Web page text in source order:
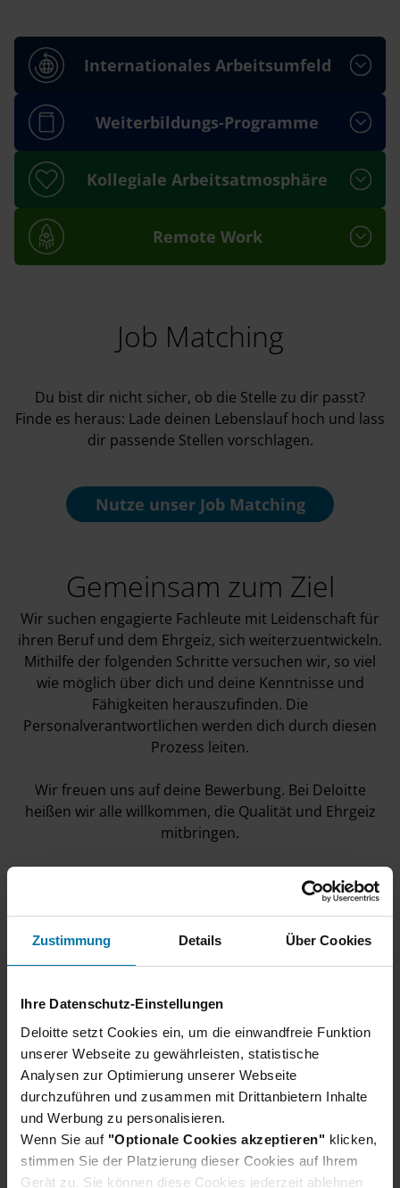
Zustimmung Details Über Cookies
Ihre Datenschutz-Einstellungen
Deloitte setzt Cookies ein, um die einwandfreie Funktion
unserer Webseite zu gewährleisten, statistische
Analysen zur Optimierung unserer Webseite
durchzuführen und zusammen mit Drittanbietern Inhalte
und Werbung zu personalisieren.
Wenn Sie auf "Optionale Cookies akzeptieren" klicken,
stimmen Sie der Platzierung dieser Cookies auf Ihrem
Gerät zu. Sie können diese Cookies jederzeit ablehnen
Internationales Arbeitsumfeld
Weiterbildungs-Programme
Kollegiale Arbeitsatmosphäre
Remote Work
Job Matching
Du bist dir nicht sicher, ob die Stelle zu dir passt?
Finde es heraus: Lade deinen Lebenslauf hoch und lass
dir passende Stellen vorschlagen.
Nutze unserJob Matching
Gemeinsam zum Ziel
Wir suchen engagierte Fachleute mit Leidenschaft für
ihren Beruf und dem Ehrgeiz, sich weiterzuentwickeln.
Mithilfe der folgenden Schritte versuchen wir, so viel
wie möglich über dich und deine Kenntnisse und
Fähigkeiten herauszufinden. Die
Personalverantwortlichen werden dich durch diesen
Prozess leiten.
Wir freuen uns auf deine Bewerbung. Bei Deloitte
heißen wir alle willkommen, die Qualität und Ehrgeiz
mitbringen.
Wir verraten dir, wie du dich am besten
vorbereiten und was du bei deiner Bewerbung
beachten solltest.
Erfahre hier mehr